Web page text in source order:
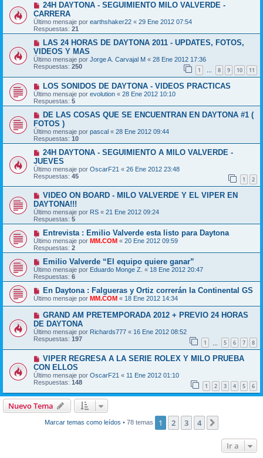
24H DAYTONA - SEGUIMIENTO MILO VALVERDE -
CARRERA
Último mensaje por earthshaker22 « 29 Ene 2012 07:54
Respuestas: 21
LAS 24 HORAS DE DAYTONA 2011 - UPDATES, FOTOS,
VIDEOS Y MAS
Último mensaje por Jorge A. Carvajal M « 28 Ene 2012 17:36
Respuestas: 250 1 … 8 9 10 11
LOS SONIDOS DE DAYTONA - VIDEOS PRACTICAS
Último mensaje por evolution « 28 Ene 2012 10:10
Respuestas: 5
DE LAS COSAS QUE SE ENCUENTRAN EN DAYTONA #1 (
FOTOS )
Último mensaje por pascal « 28 Ene 2012 09:44
Respuestas: 10
24H DAYTONA - SEGUIMIENTO A MILO VALVERDE -
JUEVES
Último mensaje por OscarF21 « 26 Ene 2012 23:48
Respuestas: 45 1 2
VIDEO ON BOARD - MILO VALVERDE Y EL VIPER EN
DAYTONA!!!
Último mensaje por RS « 21 Ene 2012 09:24
Respuestas: 5
Entrevista : Emilio Valverde esta listo para Daytona
Último mensaje por MM.COM « 20 Ene 2012 09:59
Respuestas: 2
Emilio Valverde “El equipo quiere ganar”
Último mensaje por Eduardo Monge Z. « 18 Ene 2012 20:47
Respuestas: 6
En Daytona : Falgueras y Ortiz correrán la Continental GS
Último mensaje por MM.COM « 18 Ene 2012 14:34
GRAND AM PRETEMPORADA 2012 + PREVIO 24 HORAS
DE DAYTONA
Último mensaje por Richards777 « 16 Ene 2012 08:52
Respuestas: 197 1 5 6 7 8
VIPER REGRESA A LA SERIE ROLEX Y MILO PRUEBA
CON ELLOS
Último mensaje por OscarF21 « 11 Ene 2012 01:10
Respuestas: 148 1 2 3 4 5 6
Nuevo Tema
Marcar temas como leídos • 78 temas 1 2 3 4
Ir a